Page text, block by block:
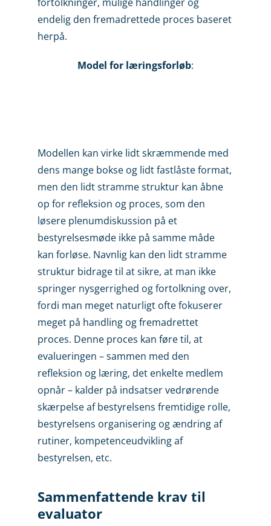
endelig den fremadrettede proces baseret
herpå.
Model for læringsforløb:
Modellen kan virke lidt skræmmende med
dens mange bokse og lidt fastlåste format,
men den lidt stramme struktur kan åbne
op for refleksion og proces, som den
løsere plenumdiskussion på et
bestyrelsesmøde ikke på samme måde
kan forløse. Navnlig kan den lidt stramme
struktur bidrage til at sikre, at man ikke
springer nysgerrighed og fortolkning over,
fordi man meget naturligt ofte fokuserer
meget på handling og fremadrettet
proces. Denne proces kan føre til, at
evalueringen – sammen med den
refleksion og læring, det enkelte medlem
opnår – kalder på indsatser vedrørende
skærpelse af bestyrelsens fremtidige rolle,
bestyrelsens organisering og ændring af
rutiner, kompetenceudvikling af
bestyrelsen, etc.
Sammenfattende krav til
evaluator